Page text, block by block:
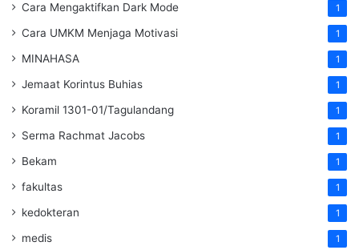
Cara Mengaktifkan Dark Mode 1
Cara UMKM Menjaga Motivasi 1
MINAHASA 1
Jemaat Korintus Buhias 1
Koramil 1301-01/Tagulandang 1
Serma Rachmat Jacobs 1
Bekam 1
fakultas 1
kedokteran 1
medis 1